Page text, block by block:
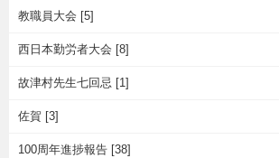
教職員大会 [5]
西日本勤労者大会 [8]
故津村先生七回忌 [1]
佐賀 [3]
100周年進捗報告 [38]